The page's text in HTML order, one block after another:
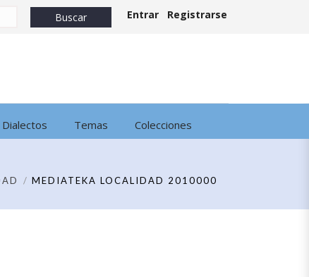
Entrar Registrarse
Dialectos Temas Colecciones
MEDIATEKA LOCALIDAD 2010000